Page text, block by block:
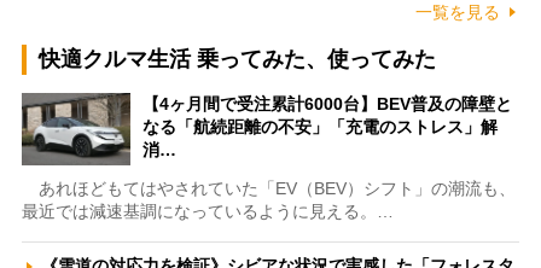
一覧を見る
快適クルマ生活 乗ってみた、使ってみた
【4ヶ月間で受注累計6000台】BEV普及の障壁と
なる「航続距離の不安」「充電のストレス」解
消…
あれほどもてはやされていた「EV（BEV）シフト」の潮流も、
最近では減速基調になっているように見える。…